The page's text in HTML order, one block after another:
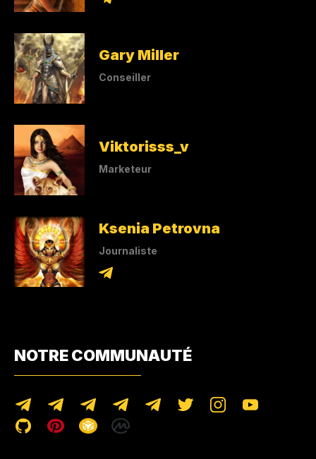
Gary Miller
Conseiller
Viktorisss_v
Marketeur
Ksenia Petrovna
Journaliste
NOTRE COMMUNAUTÉ